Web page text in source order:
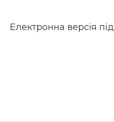
Електронна версія